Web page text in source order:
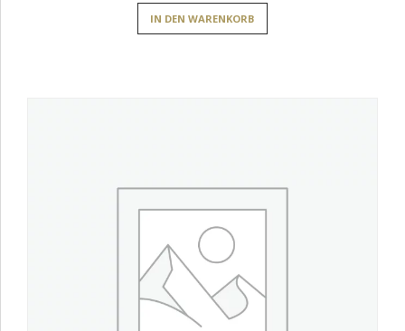
IN DEN WARENKORB